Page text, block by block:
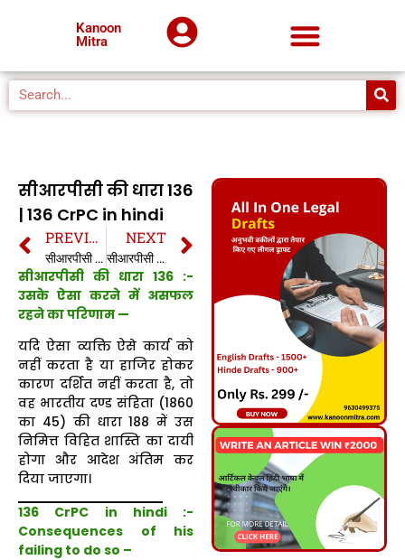
Kanoon
Mitra
सीआरपीसी की धारा 136
| 136 CrPC in hindi
PREVIOUS
सीआरपीसी की धारा 135 | 135 CrPC in hindi
NEXT
सीआरपीसी की धारा 137 | 137 CrPC in hindi
सीआरपीसी की धारा 136 :-
उसके ऐसा करने में असफल
रहने का परिणाम —
यदि ऐसा व्यक्ति ऐसे कार्य को
नहीं करता है या हाजिर होकर
कारण दर्शित नहीं करता है, तो
वह भारतीय दण्ड संहिता (1860
का 45) की धारा 188 में उस
निमित्त विहित शास्ति का दायी
होगा और आदेश अंतिम कर
दिया जाएगा।
136 CrPC in hindi :-
Consequences of his
failing to do so –